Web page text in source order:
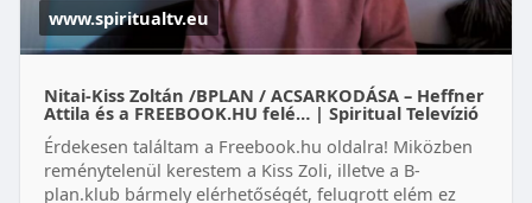
www.spiritualtv.eu
Nitai-Kiss Zoltán /BPLAN / ACSARKODÁSA – Heffner
Attila és a FREEBOOK.HU felé… | Spiritual Televízió
Érdekesen találtam a Freebook.hu oldalra! Miközben
reménytelenül kerestem a Kiss Zoli, illetve a B-
plan.klub bármely elérhetőségét, felugrott elém ez